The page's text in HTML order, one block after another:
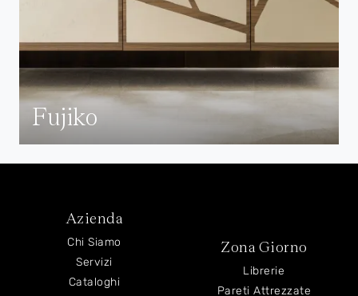
Fujiko
Azienda
Chi Siamo
Servizi
Cataloghi
Zona Giorno
Librerie
Pareti Attrezzate